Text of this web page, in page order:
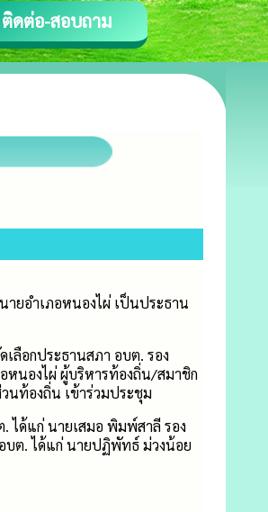
ติดต่อ-สอบถาม
ยอำเภอหนองไผ่​ เป็นประธาน
ลือกประธานสภา อบต. รอง
หนองไผ่​ ผู้บริหารท้องถิ่น​/สมาชิก
นท้องถิ่น เข้าร่วมประชุม
ได้แก่ นายเสมอ พิมพ์สาลี รอง
บต. ได้แก่ นายปฏิพัทธ์ ม่วงน้อย